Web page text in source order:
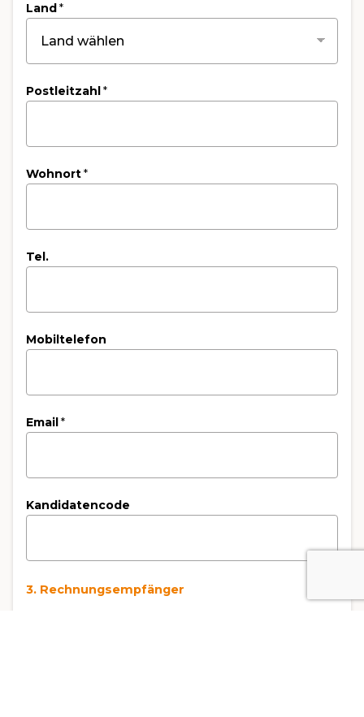
Land *
Postleitzahl *
Wohnort*
Tel.
Mobiltelefon
Email *
Kandidatencode
3. Rechnungsempfänger